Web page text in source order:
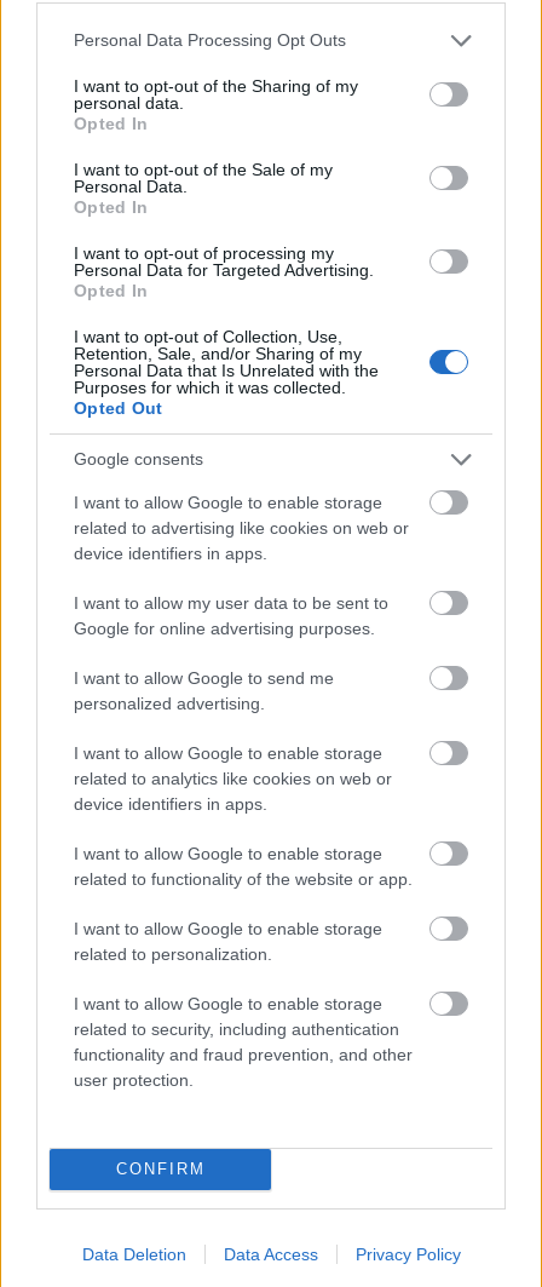
Please note that this website/app uses one or more Google
not limited to your visit or usage behaviour. You may click to
grant or deny consent to Google and its third-party tags to
use your data for below specified purposes in below Google
consent section.
Personal Data Processing Opt Outs
I want to opt-out of the Sharing of my
personal data.
Opted In
I want to opt-out of the Sale of my
Personal Data.
Opted In
I want to opt-out of processing my
Personal Data for Targeted Advertising.
Opted In
I want to opt-out of Collection, Use,
Retention, Sale, and/or Sharing of my
Personal Data that Is Unrelated with the
Purposes for which it was collected.
Opted Out
Google consents
I want to allow Google to enable storage
related to advertising like cookies on web or
device identifiers in apps.
I want to allow my user data to be sent to
Google for online advertising purposes.
I want to allow Google to send me
personalized advertising.
I want to allow Google to enable storage
related to analytics like cookies on web or
device identifiers in apps.
I want to allow Google to enable storage
related to functionality of the website or app.
I want to allow Google to enable storage
related to personalization.
I want to allow Google to enable storage
related to security, including authentication
functionality and fraud prevention, and other
user protection.
CONFIRM
Data Deletion Data Access Privacy Policy
Ajánlott olvasmány
Változás az Operaház élén?
Zene Komolyzene
CONCERTO MESTERISKOLA ALBRECHT MAYER